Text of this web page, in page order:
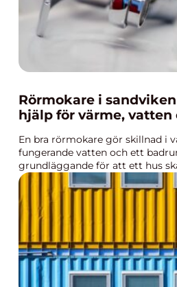
Rörmokare i sandviken så väljer du rätt
hjälp för värme, vatten
En bra rörmokare gör skillnad i
fungerande vatten och ett
grundläggande för att ett hus